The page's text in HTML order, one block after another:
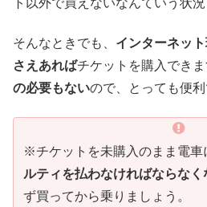
そんなときでも、 インターネッ
さえあればチケットを購入でき
の必要もないので、とっても便利
※チケットを未購入のまま電車
ルティを払わなければならなく
ず買ってから乗りましょう。